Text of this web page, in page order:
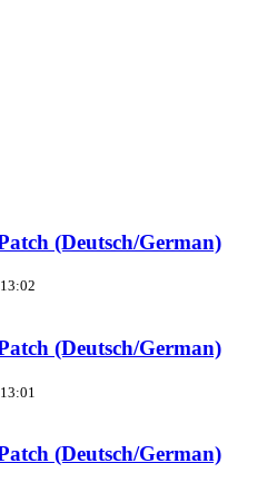
(Deutsch/German)
(Deutsch/German)
(Deutsch/German)